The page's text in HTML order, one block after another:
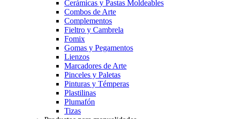
Cerámicas y Pastas Moldeables
Combos de Arte
Complementos
Fieltro y Cambrela
Fomix
Gomas y Pegamentos
Lienzos
Marcadores de Arte
Pinceles y Paletas
Pinturas y Témperas
Plastilinas
Plumafón
Tizas